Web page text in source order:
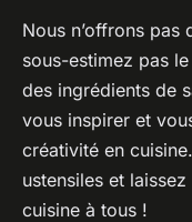
Nous n’offrons pas
sous-estimez pas
des ingrédients de
vous inspirer et
créativité en
ustensiles et
cuisine à tous !